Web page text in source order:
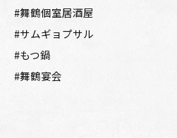
#舞鶴個室居酒屋
#サムギョプサル
#もつ鍋
#舞鶴宴会